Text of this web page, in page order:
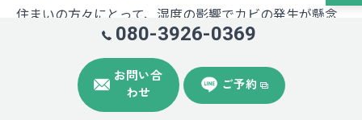
住まいの方々にとって、湿度の影響でカビの発生が懸念
されるため、定期的なクリーニングが推奨されます。KRO
スイーパーでは、プロの技術を駆使した水周りクリーニ
ングを提供し、継続的なメンテナンスによって快適な住
環境をサポートします。適切な頻度での掃除により、居
080-3926-0369
お問い合
わせ
ご予約